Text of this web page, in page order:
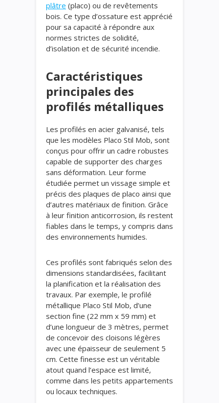
plâtre (placo) ou de revêtements
bois. Ce type d’ossature est apprécié
pour sa capacité à répondre aux
normes strictes de solidité,
d’isolation et de sécurité incendie.
Caractéristiques
principales des
profilés métalliques
Les profilés en acier galvanisé, tels
que les modèles Placo Stil Mob, sont
conçus pour offrir un cadre robustes
capable de supporter des charges
sans déformation. Leur forme
étudiée permet un vissage simple et
précis des plaques de placo ainsi que
d’autres matériaux de finition. Grâce
à leur finition anticorrosion, ils restent
fiables dans le temps, y compris dans
des environnements humides.
Ces profilés sont fabriqués selon des
dimensions standardisées, facilitant
la planification et la réalisation des
travaux. Par exemple, le profilé
métallique Placo Stil Mob, d’une
section fine (22 mm x 59 mm) et
d’une longueur de 3 mètres, permet
de concevoir des cloisons légères
avec une épaisseur de seulement 5
cm. Cette finesse est un véritable
atout quand l’espace est limité,
comme dans les petits appartements
ou locaux techniques.